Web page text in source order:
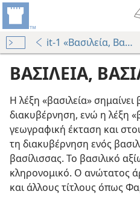
it-1 «Βασιλεία,
ΒΑΣΙΛΕΙΑ,
Η λέξη «βασιλεία» σημαίνει
διακυβέρνηση, ενώ η λέξη
γεωγραφική έκταση και
τη διακυβέρνηση ενός
βασίλισσας. Το βασιλικό
κληρονομικό. Ο ανώτατος
και άλλους τίτλους όπως